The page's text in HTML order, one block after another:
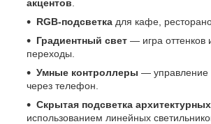
акцентов
RGB-подсветка для кафе,
Градиентный свет — игра оттенков
переходы.
Умные контроллеры — управление
через телефон.
Скрытая подсветка
использованием линейных